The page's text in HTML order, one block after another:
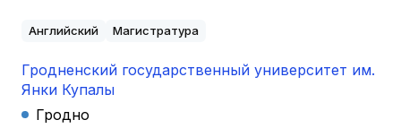
Английский Магистратура
Гродненский государственный университет им.
Янки Купалы
Гродно